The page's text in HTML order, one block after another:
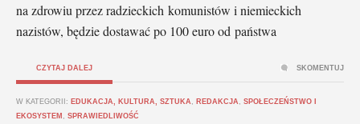
na zdrowiu przez radzieckich komunistów i niemieckich
nazistów, będzie dostawać po 100 euro od państwa
CZYTAJ DALEJ
W KATEGORII: EDUKACJA, KULTURA, SZTUKA REDAKCJA
SPOŁECZEŃSTWO I
EKOSYSTEM
SPRAWIEDLIWOŚĆ
SKOMENTUJ